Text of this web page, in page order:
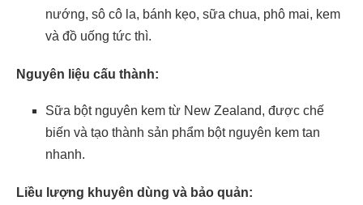
nướng, sô cô la, bánh kẹo, sữa chua, phô mai, kem
và đồ uống tức thì.
Nguyên liệu cấu thành:
Sữa bột nguyên kem từ New Zealand, được chế
biến và tạo thành sản phẩm bột nguyên kem tan
nhanh.
Liều lượng khuyên dùng và bảo quản: